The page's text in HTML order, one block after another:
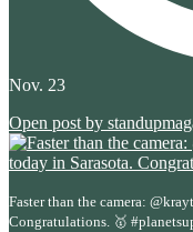
Nov. 23
Open post by
Faster than the camera:
Congratulations. 🥇